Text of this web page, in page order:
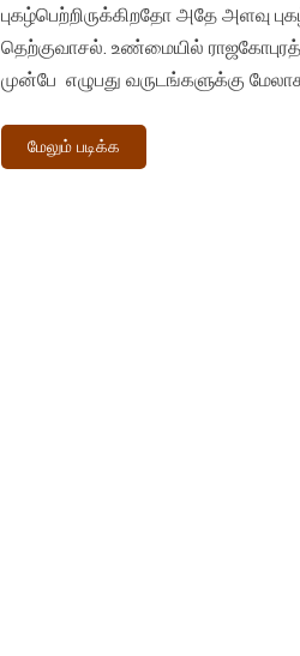
புகழ்பெற்றிருக்கிறதோ அதே அளவு
தெற்குவாசல். உண்மையில்
முன்பே எழுபது வருடங்களுக்கு
மேலும் படிக்க